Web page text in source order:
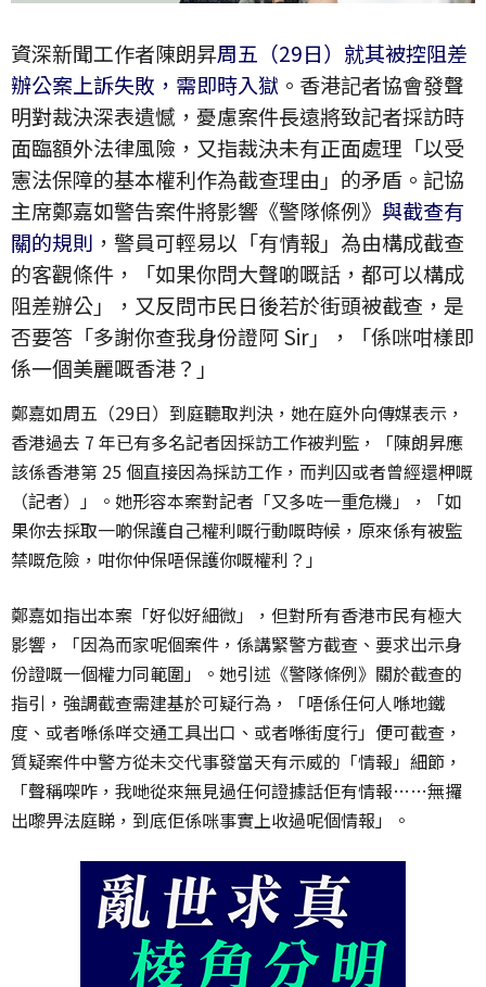
資深新聞工作者陳朗昇周五（29日）就其被控阻差
辦公案上訴失敗，需即時入獄 。香港記者協會發聲
明對裁決深表遺憾，憂慮案件長遠將致記者採訪時
面臨額外法律風險，又指裁決未有正面處理「以受
憲法保障的基本權利作為截查理由」的矛盾。記協
主席鄭嘉如警告案件將影響《警隊條例》 與截查有
關的規則 ，警員可輕易以「有情報」為由構成截查
的客觀條件，「如果你問大聲啲嘅話，都可以構成
阻差辦公」，又反問市民日後若於街頭被截查，是
否要答「多謝你查我身份證阿 Sir」，「係咪咁樣即
係一個美麗嘅香港？」
鄭嘉如周五（29日）到庭聽取判決，她在庭外向傳媒表示，
香港過去 7 年已有多名記者因採訪工作被判監，「陳朗昇應
該係香港第 25 個直接因為採訪工作，而判囚或者曾經還柙嘅
（記者）」。她形容本案對記者「又多咗一重危機」，「如
果你去採取一啲保護自己權利嘅行動嘅時候，原來係有被監
禁嘅危險，咁你仲保唔保護你嘅權利？」
鄭嘉如指出本案「好似好細微」，但對所有香港市民有極大
影響，「因為而家呢個案件，係講緊警方截查、要求出示身
份證嘅一個權力同範圍」。她引述《警隊條例》關於截查的
指引，強調截查需建基於可疑行為，「唔係任何人喺地鐵
度、或者喺係咩交通工具出口、或者喺街度行」便可截查，
質疑案件中警方從未交代事發當天有示威的「情報」細節，
「聲稱㗎咋，我哋從來無見過任何證據話佢有情報……無攞
出嚟畀法庭睇，到底佢係咪事實上收過呢個情報」。